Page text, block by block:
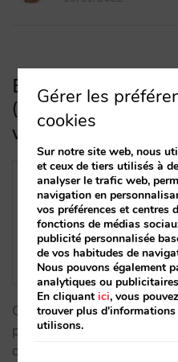
Booking Network
(auparavant
vous devez savoir
Ce nouveau programme
permet d’être compétitif
destination. Combien
Gérer les
cookies
Sur notre site web, nous
et ceux de tiers utilisés à
analyser le trafic web,
navigation en
vos préférences et centres
fonctions de médias
publicité personnalisée
de vos habitudes de
Nous pouvons également
analytiques ou
En cliquantici, vous
trouver plus
utilisons.